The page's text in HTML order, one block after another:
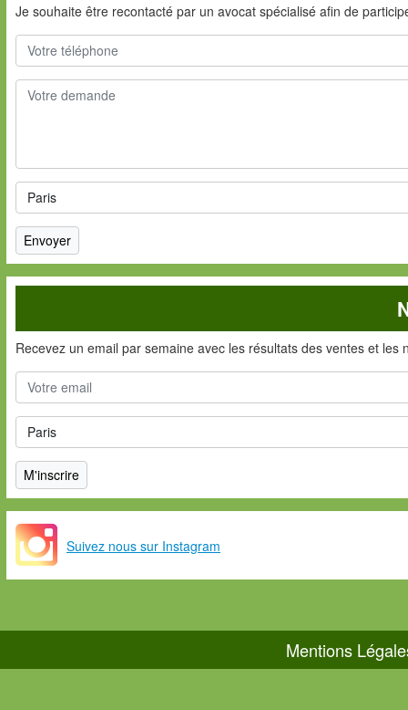
Je souhaite être recontacté par un avocat spécialisé afin de
Recevez un email par semaine avec les résultats des ventes et
Suivez nous sur Instagram
Mentions